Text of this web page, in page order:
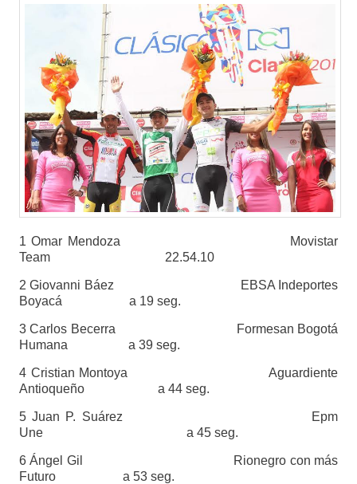
1 Omar Mendoza Movistar
Team 22.54.10
2 Giovanni Báez EBSA Indeportes
Boyacá a 19 seg.
3 Carlos Becerra Formesan Bogotá
Humana a 39 seg.
4 Cristian Montoya Aguardiente
Antioqueño a 44 seg.
5 Juan P. Suárez Epm
Une a 45 seg.
6 Ángel Gil Rionegro con más
Futuro a 53 seg.